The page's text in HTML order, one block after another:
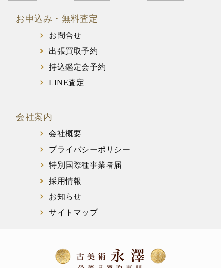
お申込み・無料査定
お問合せ
出張買取予約
持込鑑定会予約
LINE査定
会社案内
会社概要
プライバシーポリシー
特別国際種事業者届
採用情報
お知らせ
サイトマップ